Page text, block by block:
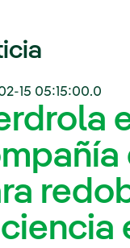
15 05:15:00.0